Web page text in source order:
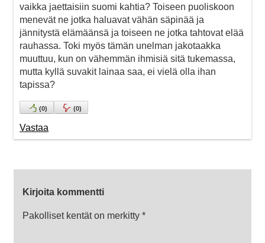
vaikka jaettaisiin suomi kahtia? Toiseen puoliskoon
menevät ne jotka haluavat vähän säpinää ja
jännitystä elämäänsä ja toiseen ne jotka tahtovat elää
rauhassa. Toki myös tämän unelman jakotaakka
muuttuu, kun on vähemmän ihmisiä sitä tukemassa,
mutta kyllä suvakit lainaa saa, ei vielä olla ihan
tapissa?
(0) (0)
Vastaa
Kirjoita kommentti
Pakolliset kentät on merkitty *